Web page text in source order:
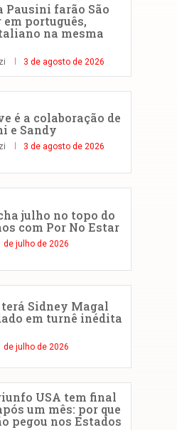
Pausini farão São
português,
na mesma
3 de agosto de 2026
é a colaboração de
e Sandy
3 de agosto de 2026
julho no topo do
com Por No Estar
de julho de 2026
Sidney Magal
em turnê inédita
de julho de 2026
USA tem final
um mês: por que
pegou nos Estados